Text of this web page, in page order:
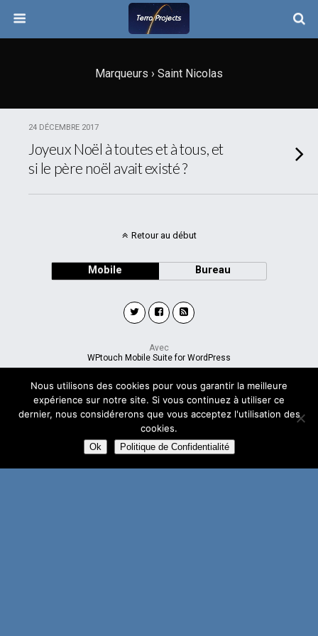
Marqueurs › Saint Nicolas
24 DÉCEMBRE 2017
Joyeux Noël à toutes et à tous, et
si le père noël avait existé ?
Retour au début
Mobile Bureau
Avec
WPtouch Mobile Suite for WordPress
Nous utilisons des cookies pour vous garantir la meilleure
expérience sur notre site. Si vous continuez à utiliser ce
dernier, nous considérerons que vous acceptez l'utilisation des
cookies.
Ok Politique de Confidentialité